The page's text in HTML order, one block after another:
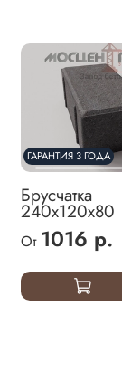
ГАРАНТИЯ 3 ГОДА
Брусчатка
240х120х80
От 1016 р.